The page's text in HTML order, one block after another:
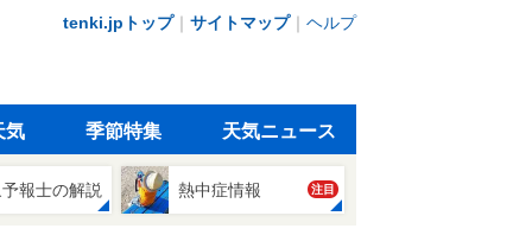
tenki.jpトップ｜ サイトマップ｜ ヘルプ
気 季節特集 天気ニュース
報士の解説 熱中症情報 注目